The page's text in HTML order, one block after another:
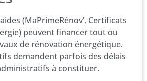
(MaPrimeRénov’, Certificats
peuvent financer tout ou
de rénovation énergétique.
demandent parfois des délais
à constituer.